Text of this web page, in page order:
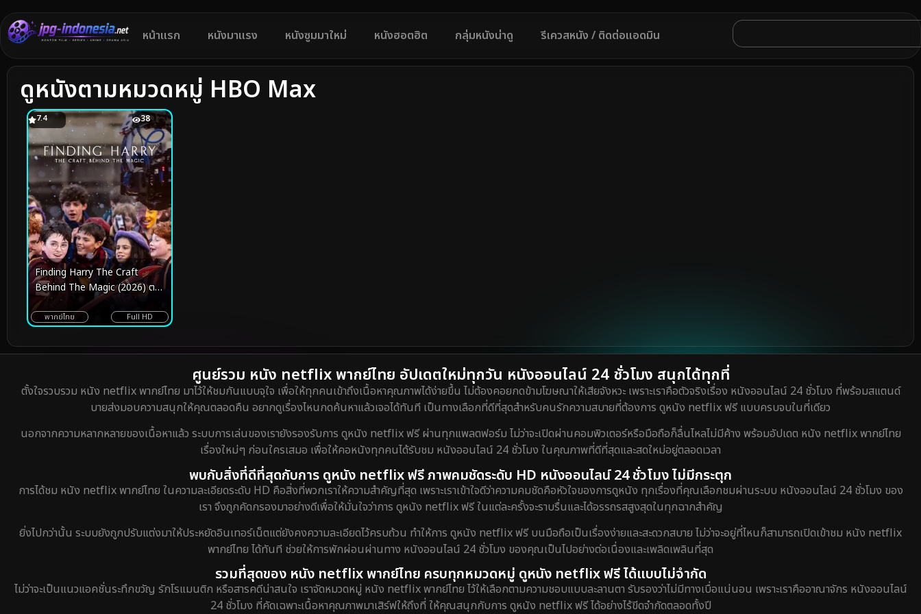
หน้าแรก หนังมาแรง หนังซูมมาใหม่ หนังฮอตฮิต กลุ่มหนังน่าดู รีเควสหนัง / ติดต่อแอดมิน
ดูหนังตามหมวดหมู่ HBO Max
38
7.4
Finding Harry The Craft
Behind The Magic (2026) ตาม
หาแฮร์รี่ งานฝีมือเบื้องหลังโลก
เวทมนตร์
พากย์ไทย Full HD
ศูนย์รวม หนัง netflix พากย์ไทย อัปเดตใหม่ทุกวัน หนังออนไลน์ 24 ชั่วโมง สนุกได้ทุกที่
ตั้งใจรวบรวม หนัง netflix พากย์ไทย มาไว้ให้ชมกันแบบจุใจ เพื่อให้ทุกคนเข้าถึงเนื้อหาคุณภาพได้ง่ายขึ้น ไม่ต้องคอยกดข้ามโฆษณาให้เสียจังหวะ เพราะเราคือตัวจริงเรื่อง หนังออนไลน์ 24 ชั่วโมง ที่พร้อมสแตนด์
บายส่งมอบความสนุกให้คุณตลอดคืน อยากดูเรื่องไหนกดค้นหาแล้วเจอได้ทันที เป็นทางเลือกที่ดีที่สุดสำหรับคนรักความสบายที่ต้องการ ดูหนัง netflix ฟรี แบบครบจบในที่เดียว
นอกจากความหลากหลายของเนื้อหาแล้ว ระบบการเล่นของเรายังรองรับการ ดูหนัง netflix ฟรี ผ่านทุกแพลตฟอร์ม ไม่ว่าจะเปิดผ่านคอมพิวเตอร์หรือมือถือก็ลื่นไหลไม่มีค้าง พร้อมอัปเดต หนัง netflix พากย์ไทย
เรื่องใหม่ๆ ก่อนใครเสมอ เพื่อให้คอหนังทุกคนได้รับชม หนังออนไลน์ 24 ชั่วโมง ในคุณภาพที่ดีที่สุดและสดใหม่อยู่ตลอดเวลา
พบกับสิ่งที่ดีที่สุดกับการ ดูหนัง netflix ฟรี ภาพคมชัดระดับ HD หนังออนไลน์ 24 ชั่วโมง ไม่มีกระตุก
การได้ชม หนัง netflix พากย์ไทย ในความละเอียดระดับ HD คือสิ่งที่พวกเราให้ความสำคัญที่สุด เพราะเราเข้าใจดีว่าความคมชัดคือหัวใจของการดูหนัง ทุกเรื่องที่คุณเลือกชมผ่านระบบ หนังออนไลน์ 24 ชั่วโมง ของ
เรา จึงถูกคัดกรองมาอย่างดีเพื่อให้มั่นใจว่าการ ดูหนัง netflix ฟรี ในแต่ละครั้งจะราบรื่นและได้อรรถรสสูงสุดในทุกฉากสำคัญ
ยิ่งไปกว่านั้น ระบบยังถูกปรับแต่งมาให้ประหยัดอินเทอร์เน็ตแต่ยังคงความละเอียดไว้ครบถ้วน ทำให้การ ดูหนัง netflix ฟรี บนมือถือเป็นเรื่องง่ายและสะดวกสบาย ไม่ว่าจะอยู่ที่ไหนก็สามารถเปิดเข้าชม หนัง netflix
พากย์ไทย ได้ทันที ช่วยให้การพักผ่อนผ่านทาง หนังออนไลน์ 24 ชั่วโมง ของคุณเป็นไปอย่างต่อเนื่องและเพลิดเพลินที่สุด
รวมที่สุดของ หนัง netflix พากย์ไทย ครบทุกหมวดหมู่ ดูหนัง netflix ฟรี ได้แบบไม่จำกัด
ไม่ว่าจะเป็นแนวแอคชั่นระทึกขวัญ รักโรแมนติก หรือสารคดีน่าสนใจ เราจัดหมวดหมู่ หนัง netflix พากย์ไทย ไว้ให้เลือกตามความชอบแบบละลานตา รับรองว่าไม่มีทางเบื่อแน่นอน เพราะเราคืออาณาจักร หนังออนไลน์
24 ชั่วโมง ที่คัดเฉพาะเนื้อหาคุณภาพมาเสิร์ฟให้ถึงที่ ให้คุณสนุกกับการ ดูหนัง netflix ฟรี ได้อย่างไร้ขีดจำกัดตลอดทั้งปี